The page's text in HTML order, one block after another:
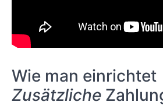
Zahlungsmethoden
auf Ihrer
Mitgliederseite
Testen von
Zahlungsmethoden
auf Ihrer
Mitgliederseite
Wie man einrichtet
Zusätzliche